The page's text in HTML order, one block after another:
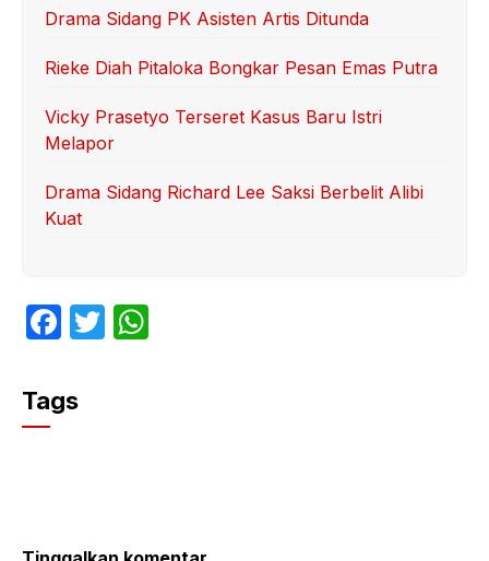
Drama Sidang PK Asisten Artis Ditunda
Rieke Diah Pitaloka Bongkar Pesan Emas Putra
Vicky Prasetyo Terseret Kasus Baru Istri
Melapor
Drama Sidang Richard Lee Saksi Berbelit Alibi
Kuat
F
c
e
T
Tags